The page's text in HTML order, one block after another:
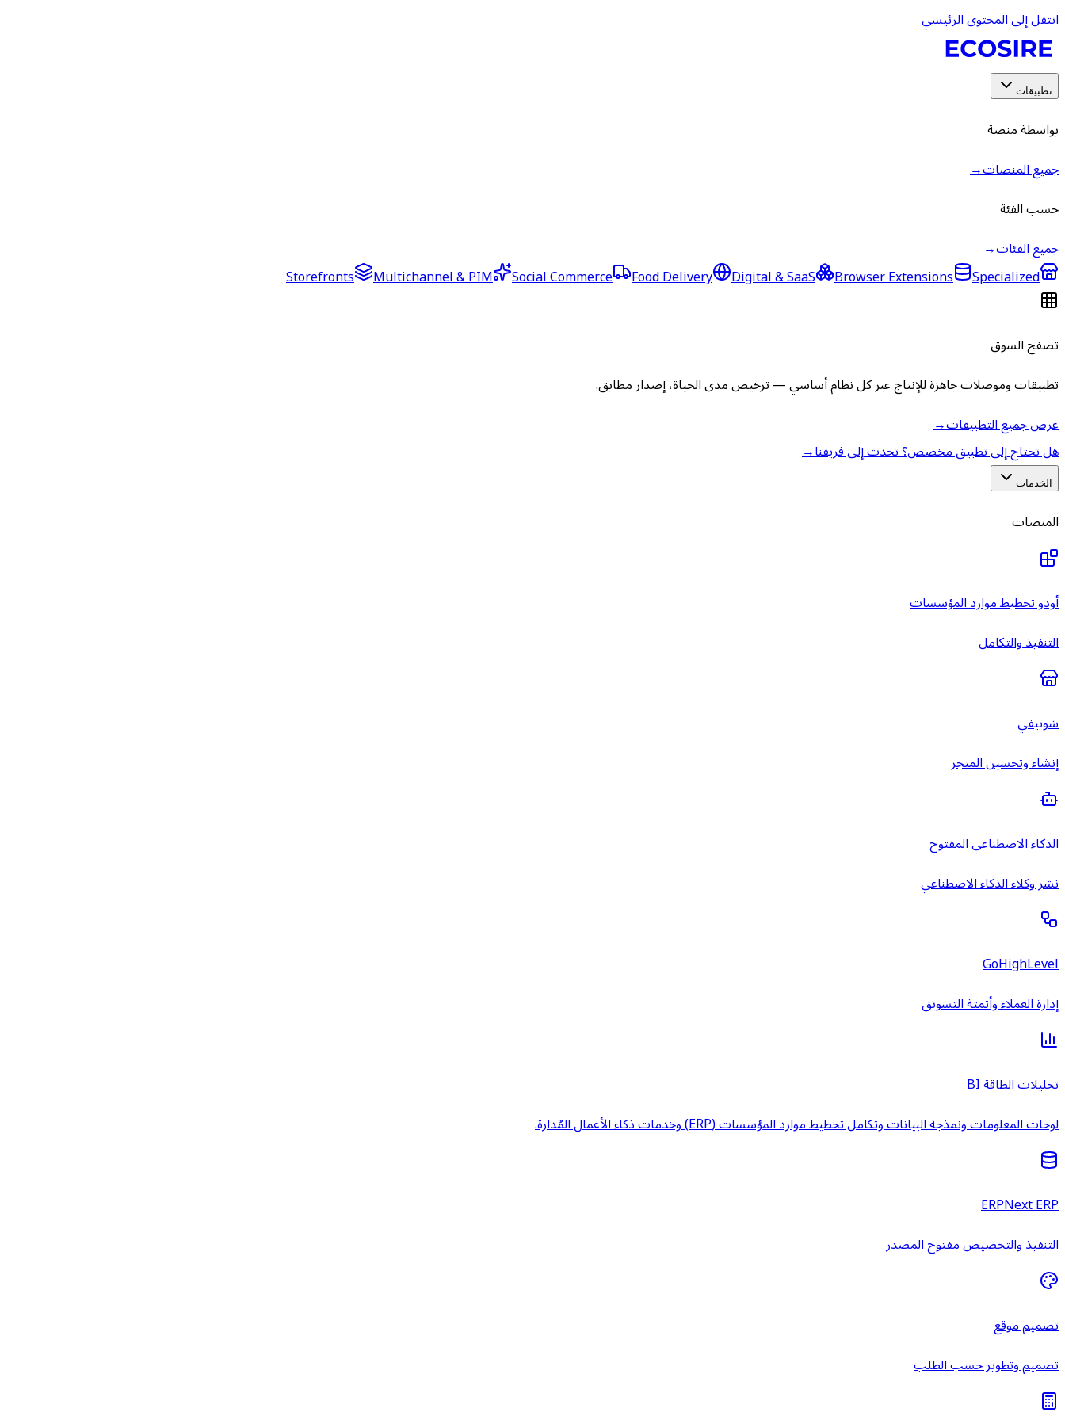
انتقل إلى المحتوى الرئيسي
تطبيقات
بواسطة منصة
جميع المنصات→
حسب الفئة
جميع الفئات→
Storefronts
Multichannel & PIM Social Commerce Food Delivery Digital & SaaS Browser Extensions Specialized
تصفح السوق
تطبيقات وموصلات جاهزة للإنتاج عبر كل نظام أساسي — ترخيص مدى الحياة، إصدار مطابق.
عرض جميع التطبيقات→
هل تحتاج إلى تطبيق مخصص؟ تحدث إلى فريقنا→
الخدمات
المنصات
أودو تخطيط موارد المؤسسات
التنفيذ والتكامل
شوبيفي
إنشاء وتحسين المتجر
الذكاء الاصطناعي المفتوح
نشر وكلاء الذكاء الاصطناعي
GoHighLevel
إدارة العملاء وأتمتة التسويق
تحليلات الطاقة BI
لوحات المعلومات ونمذجة البيانات وتكامل تخطيط موارد المؤسسات (ERP) وخدمات ذكاء الأعمال المُدارة.
ERPNext ERP
التنفيذ والتخصيص مفتوح المصدر
تصميم موقع
تصميم وتطوير حسب الطلب